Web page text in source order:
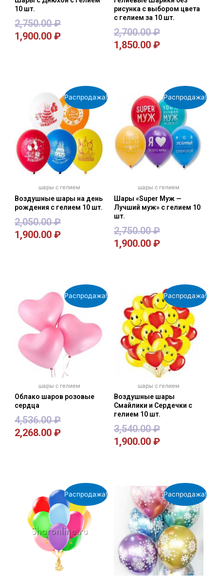
10 шт.
2,750.00₽
1,900.00 ₽
рисунка с выбором цвета
с гелием за 10 шт.
2,700.00₽
1,850.00 ₽
Распродажа!
шары с гелием
Воздушные шары на день
рождения с гелием 10 шт.
2,050.00₽
1,900.00 ₽
Распродажа!
шары с гелием
Шары «Super Муж —
Лучший муж» с гелием 10
шт.
2,750.00₽
1,900.00 ₽
Распродажа!
шары с гелием
Облако шаров розовые
сердца
4,536.00₽
2,268.00 ₽
Распродажа!
шары с гелием
Воздушные шары
Смайлики и Сердечки с
гелием 10 шт.
3,540.00₽
1,900.00 ₽
Распродажа! Распродажа!